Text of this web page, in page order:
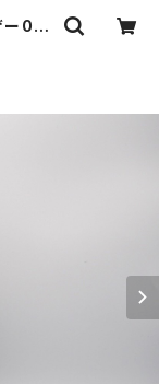
ー04